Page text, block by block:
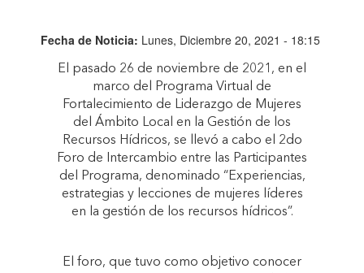
Fecha de Noticia: Lunes, Diciembre 20, 2021 - 18:15
El pasado 26 de noviembre de 2021, en el
marco del Programa Virtual de
Fortalecimiento de Liderazgo de Mujeres
del Ámbito Local en la Gestión de los
Recursos Hídricos, se llevó a cabo el 2do
Foro de Intercambio entre las Participantes
del Programa, denominado “Experiencias,
estrategias y lecciones de mujeres líderes
en la gestión de los recursos hídricos”.
El foro, que tuvo como objetivo conocer